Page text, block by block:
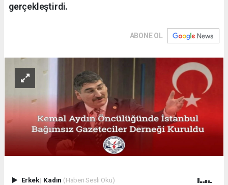
gerçekleştirdi.
ABONE OL
Erkek| Kadın (Haberi Sesli Oku)